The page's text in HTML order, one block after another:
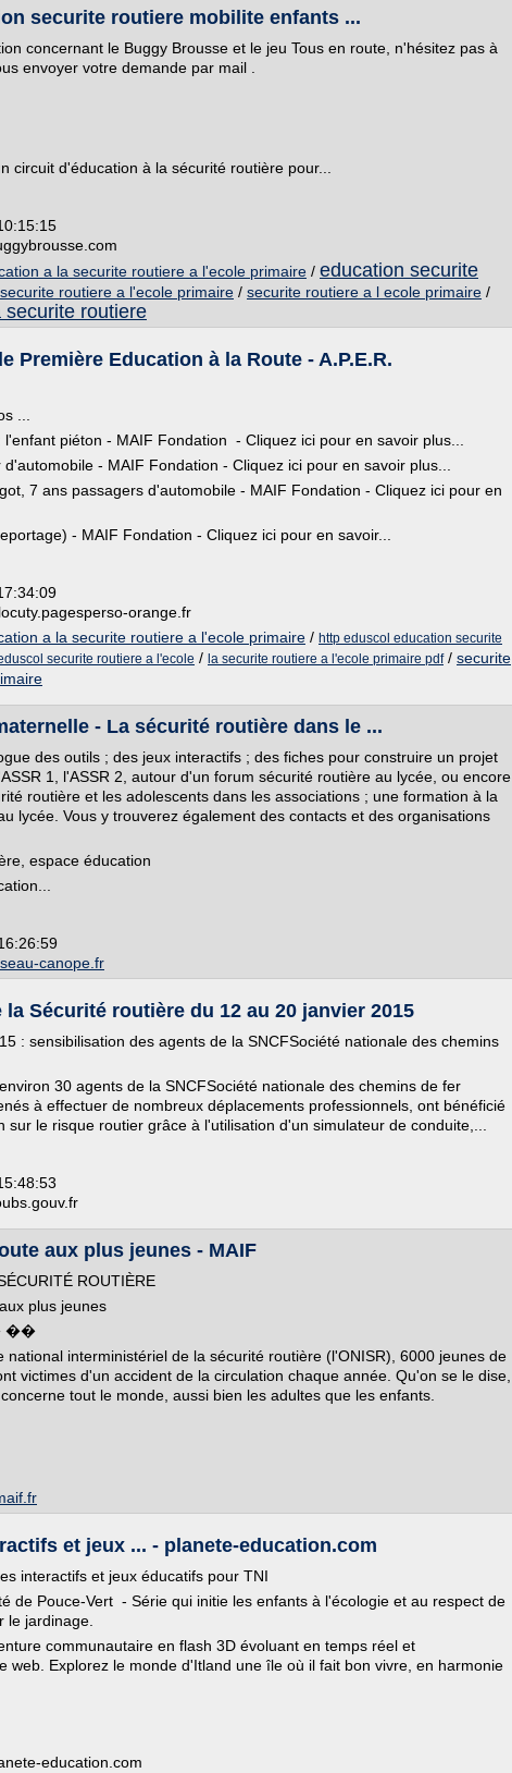
securite routiere mobilite enfants ...
concernant le Buggy Brousse et le jeu Tous en route, n'hésitez pas à
envoyer votre demande par mail .
circuit d'éducation à la sécurité routière pour...
a la securite routiere a l'ecole primaire / education securite
securite routiere a l'ecole primaire / securite routiere a l ecole primaire /
routiere
Première Education à la Route - A.P.E.R.
...
: l'enfant piéton - MAIF Fondation - Cliquez ici pour en savoir plus...
d'automobile - MAIF Fondation - Cliquez ici pour en savoir plus...
7 ans passagers d'automobile - MAIF Fondation - Cliquez ici pour en
- MAIF Fondation - Cliquez ici pour en savoir...
orange.fr
a la securite routiere a l'ecole primaire / http eduscol education securite
securite routiere a l'ecole / la securite routiere a l'ecole primaire pdf/ securite
- La sécurité routière dans le ...
des outils ; des jeux interactifs ; des fiches pour construire un projet
1, l'ASSR 2, autour d'un forum sécurité routière au lycée, ou encore
routière et les adolescents dans les associations ; une formation à la
lycée. Vous y trouverez également des contacts et des organisations
espace éducation
canope.fr
la Sécurité routière du 12 au 20 janvier 2015
: sensibilisation des agents de la SNCFSociété nationale des chemins
30 agents de la SNCFSociété nationale des chemins de fer
à effectuer de nombreux déplacements professionnels, ont bénéficié
sur le risque routier grâce à l'utilisation d'un simulateur de conduite,...
aux plus jeunes - MAIF
ROUTIÈRE
plus jeunes
��
national interministériel de la sécurité routière (l'ONISR), 6000 jeunes de
victimes d'un accident de la circulation chaque année. Qu'on se le dise,
tout le monde, aussi bien les adultes que les enfants.
et jeux ... - planete-education.com
interactifs et jeux éducatifs pour TNI
de Pouce-Vert - Série qui initie les enfants à l'écologie et au respect de
le jardinage.
communautaire en flash 3D évoluant en temps réel et
web. Explorez le monde d'Itland une île où il fait bon vivre, en harmonie
education.com